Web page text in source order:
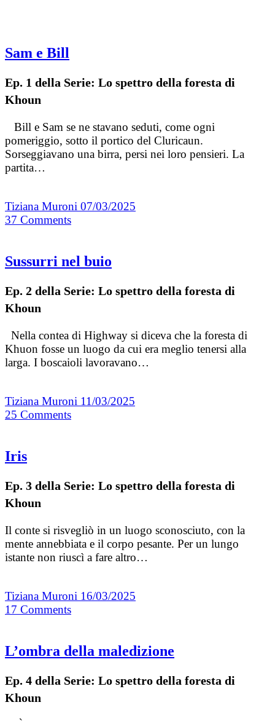
Sam e Bill
Ep. 1 della Serie: Lo spettro della foresta di
Khoun
Bill e Sam se ne stavano seduti, come ogni
pomeriggio, sotto il portico del Cluricaun.
Sorseggiavano una birra, persi nei loro pensieri. La
partita…
Tiziana Muroni 07/03/2025
37 Comments
Sussurri nel buio
Ep. 2 della Serie: Lo spettro della foresta di
Khoun
Nella contea di Highway si diceva che la foresta di
Khuon fosse un luogo da cui era meglio tenersi alla
larga. I boscaioli lavoravano…
Tiziana Muroni 11/03/2025
25 Comments
Iris
Ep. 3 della Serie: Lo spettro della foresta di
Khoun
Il conte si risvegliò in un luogo sconosciuto, con la
mente annebbiata e il corpo pesante. Per un lungo
istante non riuscì a fare altro…
Tiziana Muroni 16/03/2025
17 Comments
L’ombra della maledizione
Ep. 4 della Serie: Lo spettro della foresta di
Khoun